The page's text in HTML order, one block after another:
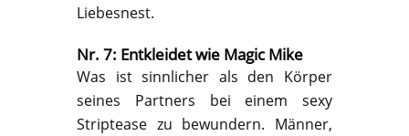
Liebesnest.
Nr. 7: Entkleidet wie Magic Mike
Was ist sinnlicher als den Körper
seines Partners bei einem sexy
Striptease zu bewundern. Männer,